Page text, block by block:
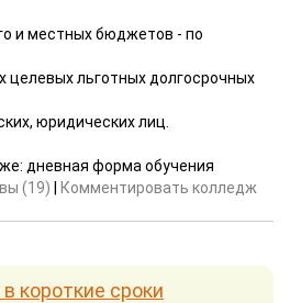
и местных бюджетов - по
целевых льготных долгосрочных
юридических лиц.
дневная форма обучения
(19)
Комментировать колледж
короткие сроки